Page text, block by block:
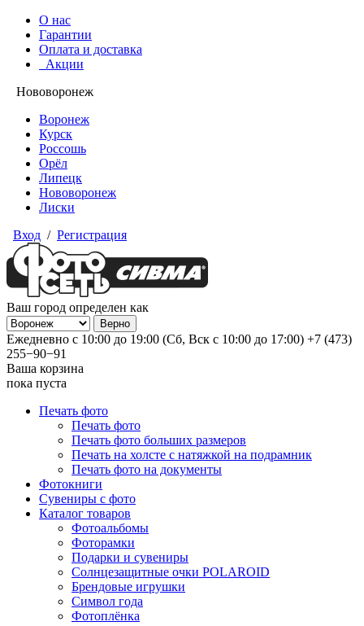
О нас
Гарантии
Оплата и доставка
Акции
Нововоронеж
Воронеж
Курск
Россошь
Орёл
Липецк
Нововоронеж
Лиски
Вход / Регистрация
Ваш город определен как
Ежедневно с 10:00 до 19:00 (Сб, Вск с 10:00 до 17:00) +7 (473)
255−90−91
Ваша корзина
пока пуста
Печать фото
Печать фото
Печать фото больших размеров
Печать на холсте с натяжкой на подрамник
Печать фото на документы
Фотокниги
Сувениры с фото
Каталог товаров
Фотоальбомы
Фоторамки
Подарки и сувениры
Солнцезащитные очки POLAROID
Брендовые игрушки
Символ года
Фотоплёнка